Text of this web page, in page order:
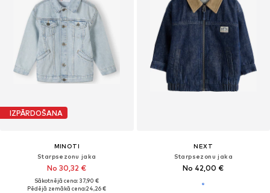
IZPĀRDOŠANA
MINOTI
Starpsezonu jaka
No 30,32 €
Sākotnējā cena: 37,90 €
Pēdējā zemākā cena:24,26 €
NEXT
Starpsezonu jaka
No 42,00 €